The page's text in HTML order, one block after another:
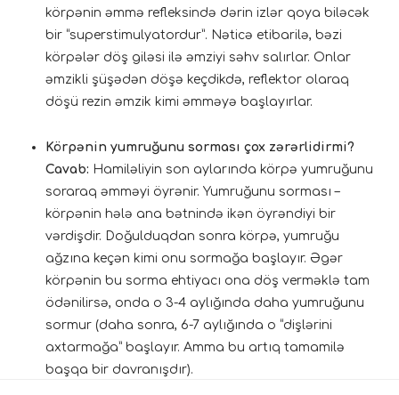
körpənin əmmə refleksində dərin izlər qoya biləcək
bir “superstimulyatordur”. Nəticə etibarilə, bəzi
körpələr döş giləsi ilə əmziyi səhv salırlar. Onlar
əmzikli şüşədən döşə keçdikdə, reflektor olaraq
döşü rezin əmzik kimi əmməyə başlayırlar.
Körpənin yumruğunu sorması çox zərərlidirmi?
Cavab: Hamiləliyin son aylarında körpə yumruğunu
soraraq əmməyi öyrənir. Yumruğunu sorması –
körpənin hələ ana bətnində ikən öyrəndiyi bir
vərdişdir. Doğulduqdan sonra körpə, yumruğu
ağzına keçən kimi onu sormağa başlayır. Əgər
körpənin bu sorma ehtiyacı ona döş verməklə tam
ödənilirsə, onda o 3-4 aylığında daha yumruğunu
sormur (daha sonra, 6-7 aylığında o “dişlərini
axtarmağa” başlayır. Amma bu artıq tamamilə
başqa bir davranışdır).